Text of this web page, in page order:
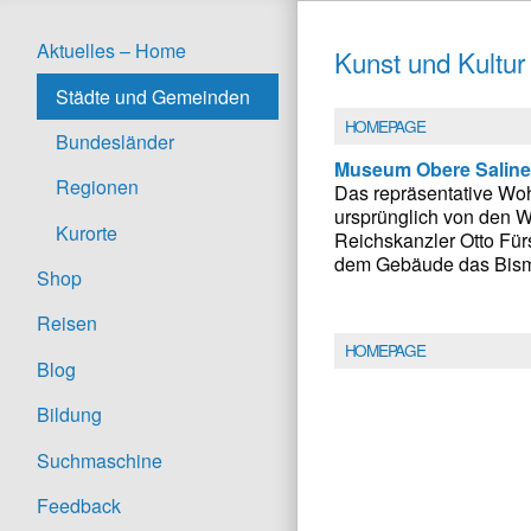
Aktuelles – Home
Städte und Gemeinden
Bundesländer
Regionen
Kurorte
Shop
Reisen
Blog
Bildung
Suchmaschine
Feedback
Kunst und
HOMEPAGE
Museum Obere Saline
Das repräsentative
ursprünglich von den
Reichskanzler Otto
dem Gebäude das
HOMEPAGE